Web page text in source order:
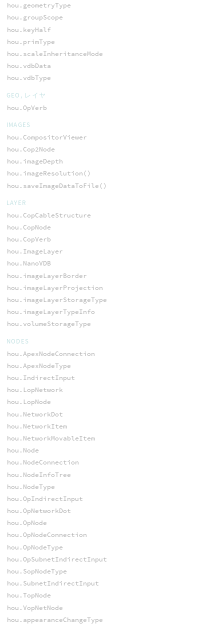
hou.geometryType
hou.groupScope
hou.keyHalf
hou.primType
hou.scaleInheritanceMode
hou.vdbData
hou.vdbType
GEO, レイヤ
hou.OpVerb
IMAGES
hou.CompositorViewer
hou.Cop2Node
hou.imageDepth
hou.imageResolution()
hou.saveImageDataToFile()
LAYER
hou.CopCableStructure
hou.CopNode
hou.CopVerb
hou.ImageLayer
hou.NanoVDB
hou.imageLayerBorder
hou.imageLayerProjection
hou.imageLayerStorageType
hou.imageLayerTypeInfo
hou.volumeStorageType
NODES
hou.ApexNodeConnection
hou.ApexNodeType
hou.IndirectInput
hou.LopNetwork
hou.LopNode
hou.NetworkDot
hou.NetworkItem
hou.NetworkMovableItem
hou.Node
hou.NodeConnection
hou.NodeInfoTree
hou.NodeType
hou.OpIndirectInput
hou.OpNetworkDot
hou.OpNode
hou.OpNodeConnection
hou.OpNodeType
hou.OpSubnetIndirectInput
hou.SopNodeType
hou.SubnetIndirectInput
hou.TopNode
hou.VopNetNode
hou.appearanceChangeType